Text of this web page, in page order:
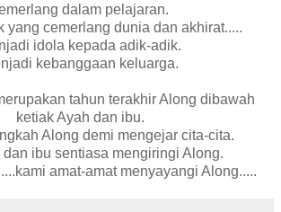
dalam pelajaran.
yang cemerlang dunia dan akhirat.....
idola kepada adik-adik.
kebanggaan keluarga.
tahun terakhir Along dibawah
ketiak Ayah dan ibu.
Along demi mengejar cita-cita.
dan ibu sentiasa mengiringi Along.
amat-amat menyayangi Along.....